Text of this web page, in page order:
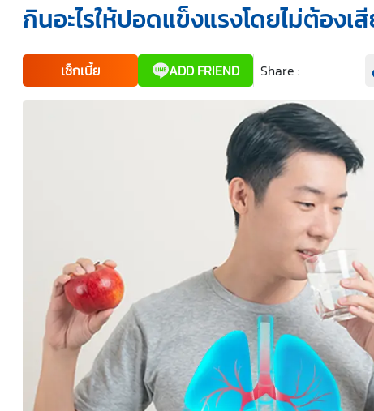
ข้าพเจ้ารับทราบนโยบายคุ้มครองข้อมูลส่วนบุคคล และยินยอม
ให้บริษัท SILKSPAN อินชัวรันซ์ โบรกเกอร์เรจ จำกัด รวมถึง
บริษัทในเครือที่เกี่ยวข้องกัน ตลอดจนคู่ค้าทางธุรกิจและ/หรือ
พันธมิตรของบริษัทเหล่านี้ สามารถเก็บ ใช้ และ/หรือ เปิดเผย
ข้อมูลส่วนบุคคลและข้อมูลส่วนบุคคลที่มีความอ่อนไหวของ
ข้าพเจ้า เพื่อวัตถุประสงค์ในการดำเนินการติดต่อและนำเสนอ
ข้อมูลสำหรับการขายผลิตภัณฑ์ การจัดทำรายการส่งเสริมการ
ขายและการตลาด แจ้งสิทธิประโยชน์หรือข่าวสารต่างๆ แจ้ง
ข้อมูลเกี่ยวกับผลิตภัณฑ์ หรือกรมธรรม์ประกันภัย การใช้ข้อมูล
เพื่อพัฒนาผลิตภัณฑ์หรือบริการต่างๆ หรือเพื่อกิจกรรมอื่นๆ
ท่านสามารถอ่านรายละเอียดนโยบายคุ้มครองข้อมูลส่วนบุคคล
และสิทธิของเจ้าของข้อมูลส่วนบุคคลได้ที่เว็บไซต์ คำประกาศ
ก่อนให้ความยินยอม ทั้งนี้ ก่อนการ
แสดงเจตนา ข้าพเจ้าได้อ่านรายละเอียดจากเอกสารชี้แจง
ข้อมูล หรือได้รับคำอธิบายจากหน่วยงานถึงวัตถุประสงค์ในการ
เก็บรวบรวม ใช้หรือเปิดเผยข้อมูลส่วนบุคคล (“ประมวลผล
ข้อมูลส่วนบุคคล”) และมีความเข้าใจดีแล้ว ข้าพเจ้าให้ความ
ยินยอมหรือปฏิเสธไม่ให้ความยินยอมในเอกสารนี้ด้วยความ
สมัครใจ ปราศจากการบังคับหรือชักจูง และข้าพเจ้าทราบว่า
ข้าพเจ้าสามารถถอนความยินยอมนี้เสียเมื่อใดก็ได้ เว้นแต่ใน
กรณีมีข้อจำกัดสิทธิตามกฎหมายหรือยังมีสัญญาระหว่าง
ข้าพเจ้ากับสถาบันที่ให้ประโยชน์แก่ข้าพเจ้าอยู่ กรณีที่ข้าพเจ้า
ประสงค์จะไม่ให้ความยินยอม ข้าพเจ้าเข้าใจและยอมรับว่า การ
ไม่ให้ความยินยอมจะมีผลทำให้ข้าพเจ้า (เช่น ข้าพเจ้าอาจได้รับ
ความสะดวกในการใช้บริการน้อยลง หรือข้าพเจ้าไม่สามารถเข้า
ถึงฟังก์ชันการใช้งานบางอย่างได้ เป็นต้น) และข้าพเจ้าทราบ
ว่าการถอนความยินยอมดังกล่าว ไม่มีผลกระทบต่อการประมวล
ผลข้อมูลส่วนบุคคลที่ได้ดำเนินการเสร็จสิ้นไปแล้วก่อนการถอน
ความยินยอม โดยข้าพเจ้าให้ถือเอาการกดเลือก “ให้ความ
ยินยอม” ในช่องสนทนา เป็นการแสดงเจตนายินยอมของ
ข้าพเจ้าแทนการลงลายมือชื่อเป็นหลักฐาน
กินอะไรให้ปอดแข็งแรงโดยไม่ต้องเสี
เช็กเบี้ย ADD FRIEND Share : Facebook